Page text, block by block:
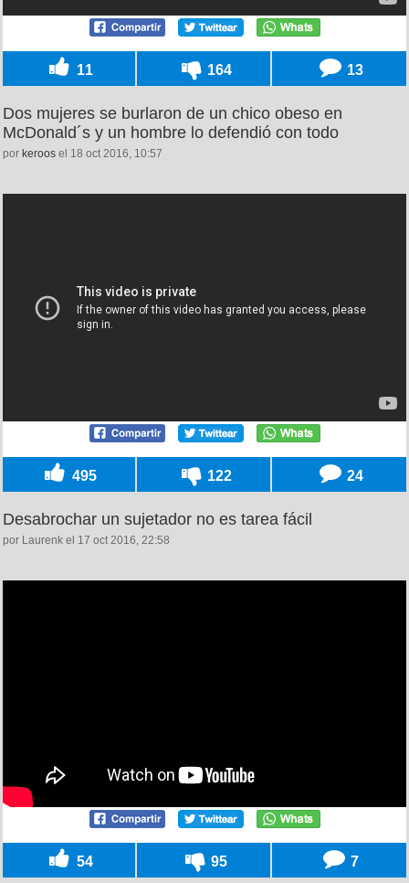
11 164 13
Dos mujeres se burlaron de un chico obeso en
McDonald´s y un hombre lo defendió con todo
por keroos el 18 oct 2016, 10:57
495 122 24
Desabrochar un sujetador no es tarea fácil
por Laurenk el 17 oct 2016, 22:58
54 95 7